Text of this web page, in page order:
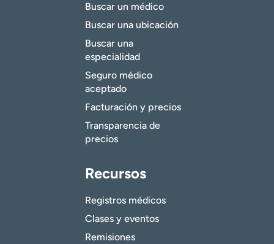
Buscar un médico
Buscar una ubicación
Buscar una
especialidad
Seguro médico
aceptado
Facturación y precios
Transparencia de
precios
Recursos
Registros médicos
Clases y eventos
Remisiones